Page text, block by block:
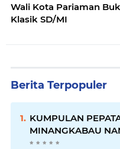
Wali Kota Pariaman
Klasik SD/MI
Berita Terpopuler
KUMPULAN
MINANGKABAU